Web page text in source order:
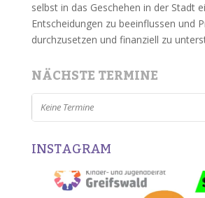
selbst in das Geschehen in der Stadt
Entscheidungen zu beeinflussen und
durchzusetzen und finanziell zu
NÄCHSTE TERMINE
Keine Termine
INSTAGRAM